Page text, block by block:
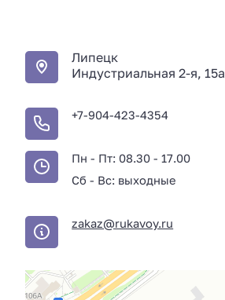
Липецк
Индустриальная 2-я, 15а
+7-904-423-4354
Пн - Пт: 08.30 - 17.00
Сб - Вс: выходные
zakaz@rukavoy.ru